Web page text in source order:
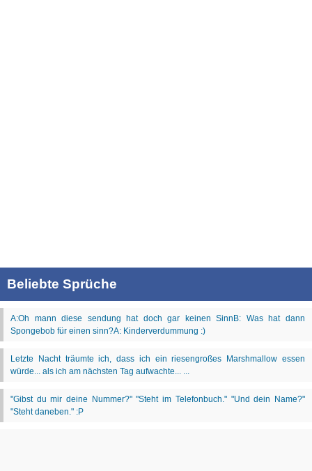
Beliebte Sprüche